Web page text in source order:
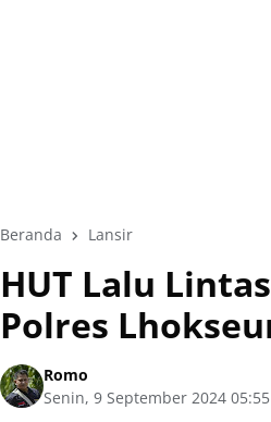
Beranda Lansir
HUT Lalu
Polres
Romo
Senin, 9 September 2024